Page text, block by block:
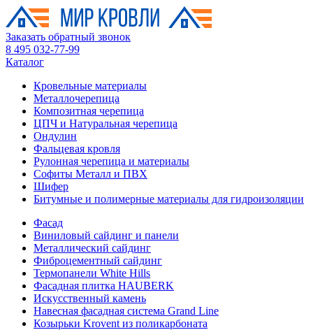
Заказать обратный звонок
8 495 032-77-99
Каталог
Кровельные материалы
Металлочерепица
Композитная черепица
ЦПЧ и Натуральная черепица
Ондулин
Фальцевая кровля
Рулонная черепица и материалы
Софиты Металл и ПВХ
Шифер
Битумные и полимерные материалы для гидроизоляции
Фасад
Виниловый сайдинг и панели
Металлический сайдинг
Фиброцементный сайдинг
Термопанели White Hills
Фасадная плитка HAUBERK
Искусственный камень
Навесная фасадная система Grand Line
Козырьки Krovent из поликарбоната